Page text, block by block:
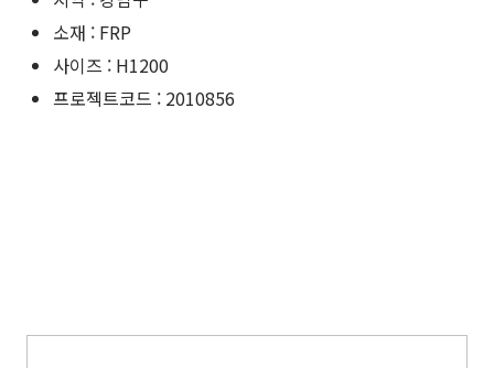
소재 : FRP
사이즈 : H1200
프로젝트코드 : 2010856